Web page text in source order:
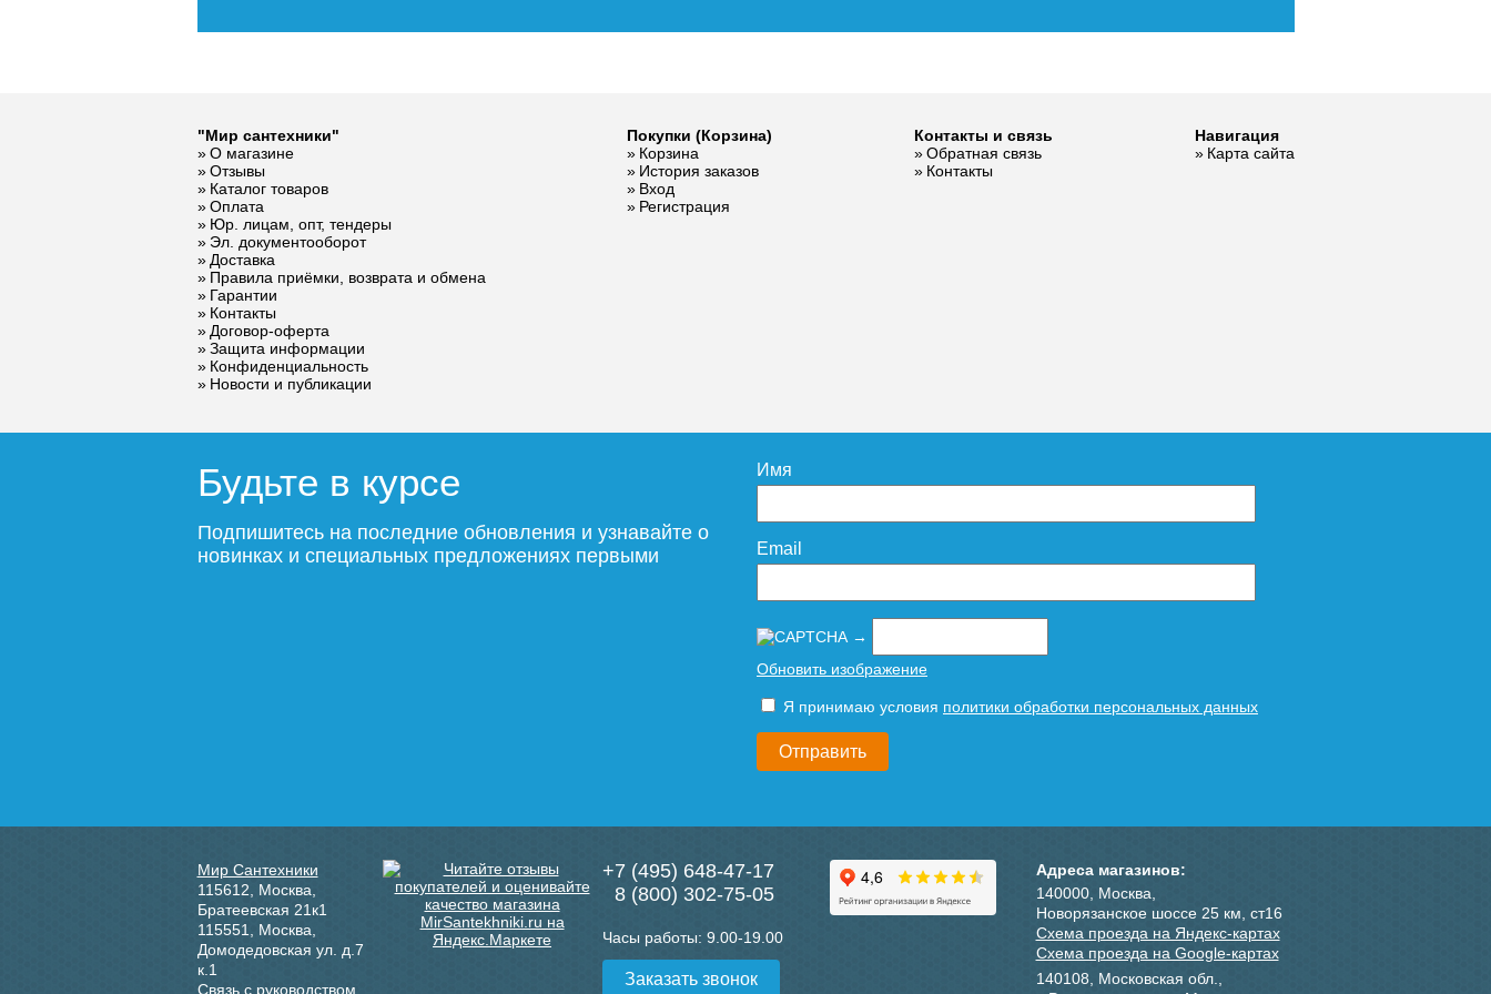
"Мир сантехники"
О магазине
Отзывы
Каталог товаров
Оплата
Юр. лицам, опт, тендеры
Эл. документооборот
Доставка
Правила приёмки, возврата и обмена
Гарантии
Контакты
Договор-оферта
Защита информации
Конфиденциальность
Новости и публикации
Покупки (Корзина)
Корзина
История заказов
Вход
Регистрация
Контакты и связь
Обратная связь
Контакты
Навигация
Карта сайта
Будьте в курсе
Подпишитесь на последние обновления и узнавайте о
новинках и специальных предложениях первыми
Имя
Email
→
Обновить изображение
Я принимаю условия политики обработки персональных данных
Мир Сантехники
115612, Москва,
Братеевская 21к1
115551, Москва,
Домодедовская ул. д.7
к.1
Связь с руководством
+7 (495) 648-47-17
8 (800) 302-75-05
Часы работы: 9.00-19.00
Заказать звонок
Адреса магазинов:
140000, Москва,
Новорязанское шоссе 25 км, ст16
Схема проезда на Яндекс-картах
Схема проезда на Google-картах
140108, Московская обл.,